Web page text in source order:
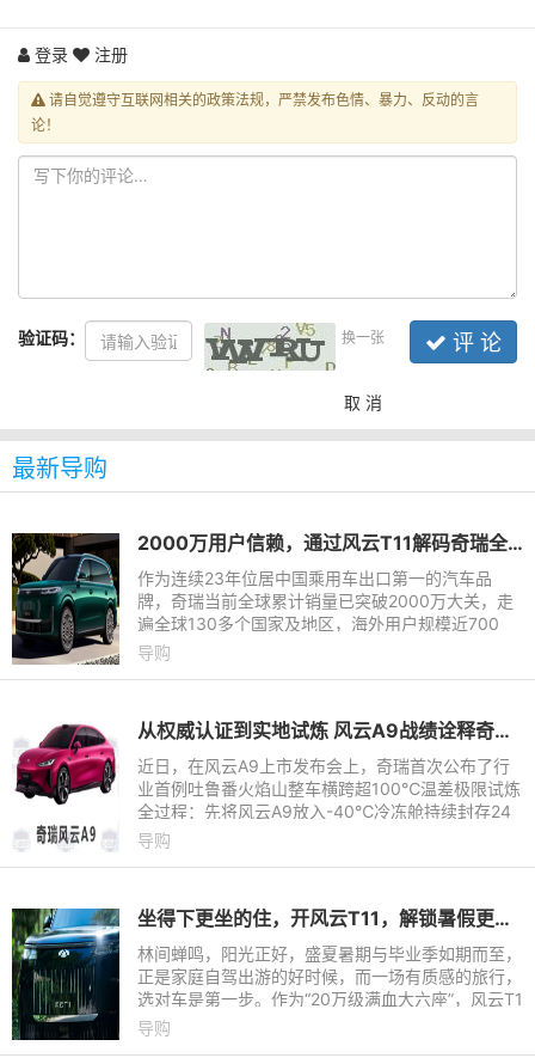
登录 注册
请自觉遵守互联网相关的政策法规，严禁发布色情、暴力、反动的言
论！
验证码： 换一张 评 论
取 消
最新导购
2000万用户信赖，通过风云T11解码奇瑞全球标准造车实力
作为连续23年位居中国乘用车出口第一的汽车品
牌，奇瑞当前全球累计销量已突破2000万大关，走
遍全球130多个国家及地区，海外用户规模近700
万。其中“满血大六座SUV”风云T11正是奇瑞出海的
导购
从权威认证到实地试炼 风云A9战绩诠释奇瑞造车安全底色
近日，在风云A9上市发布会上，奇瑞首次公布了行
业首例吐鲁番火焰山整车横跨超100℃温差极限试炼
全过程：先将风云A9放入-40℃冷冻舱持续封存24
小时，完成极寒工况验证；随后车辆无缝驶入地表近
导购
坐得下更坐的住，开风云T11，解锁暑假更好的打开方式
林间蝉鸣，阳光正好，盛夏暑期与毕业季如期而至，
正是家庭自驾出游的好时候，而一场有质感的旅行，
选对车是第一步。作为“20万级满血大六座”，风云T1
1通过宽适空间、多元配置以及超长续航的兜底，带
导购